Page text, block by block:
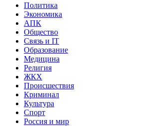
Политика
Экономика
АПК
Общество
Связь и IT
Образование
Медицина
Религия
ЖКХ
Происшествия
Криминал
Культура
Спорт
Россия и мир